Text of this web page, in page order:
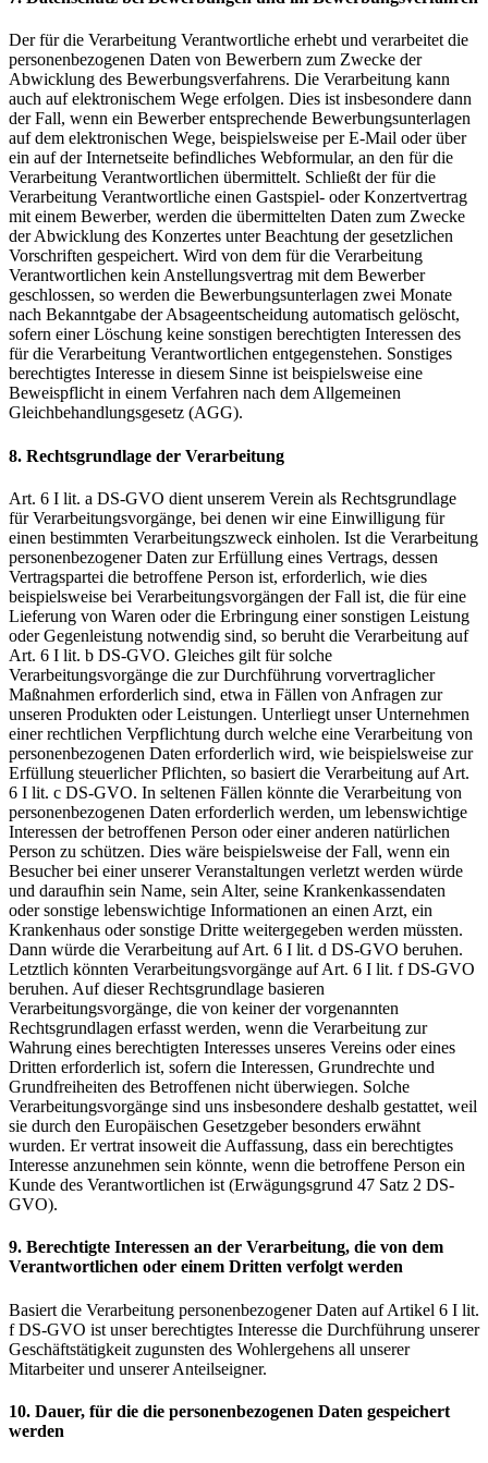
Der für die Verarbeitung Verantwortliche erhebt und verarbeitet die
personenbezogenen Daten von Bewerbern zum Zwecke der
Abwicklung des Bewerbungsverfahrens. Die Verarbeitung kann
auch auf elektronischem Wege erfolgen. Dies ist insbesondere dann
der Fall, wenn ein Bewerber entsprechende Bewerbungsunterlagen
auf dem elektronischen Wege, beispielsweise per E-Mail oder über
ein auf der Internetseite befindliches Webformular, an den für die
Verarbeitung Verantwortlichen übermittelt. Schließt der für die
Verarbeitung Verantwortliche einen Gastspiel- oder Konzertvertrag
mit einem Bewerber, werden die übermittelten Daten zum Zwecke
der Abwicklung des Konzertes unter Beachtung der gesetzlichen
Vorschriften gespeichert. Wird von dem für die Verarbeitung
Verantwortlichen kein Anstellungsvertrag mit dem Bewerber
geschlossen, so werden die Bewerbungsunterlagen zwei Monate
nach Bekanntgabe der Absageentscheidung automatisch gelöscht,
sofern einer Löschung keine sonstigen berechtigten Interessen des
für die Verarbeitung Verantwortlichen entgegenstehen. Sonstiges
berechtigtes Interesse in diesem Sinne ist beispielsweise eine
Beweispflicht in einem Verfahren nach dem Allgemeinen
Gleichbehandlungsgesetz (AGG).
8. Rechtsgrundlage der Verarbeitung
Art. 6 I lit. a DS-GVO dient unserem Verein als Rechtsgrundlage
für Verarbeitungsvorgänge, bei denen wir eine Einwilligung für
einen bestimmten Verarbeitungszweck einholen. Ist die Verarbeitung
personenbezogener Daten zur Erfüllung eines Vertrags, dessen
Vertragspartei die betroffene Person ist, erforderlich, wie dies
beispielsweise bei Verarbeitungsvorgängen der Fall ist, die für eine
Lieferung von Waren oder die Erbringung einer sonstigen Leistung
oder Gegenleistung notwendig sind, so beruht die Verarbeitung auf
Art. 6 I lit. b DS-GVO. Gleiches gilt für solche
Verarbeitungsvorgänge die zur Durchführung vorvertraglicher
Maßnahmen erforderlich sind, etwa in Fällen von Anfragen zur
unseren Produkten oder Leistungen. Unterliegt unser Unternehmen
einer rechtlichen Verpflichtung durch welche eine Verarbeitung von
personenbezogenen Daten erforderlich wird, wie beispielsweise zur
Erfüllung steuerlicher Pflichten, so basiert die Verarbeitung auf Art.
6 I lit. c DS-GVO. In seltenen Fällen könnte die Verarbeitung von
personenbezogenen Daten erforderlich werden, um lebenswichtige
Interessen der betroffenen Person oder einer anderen natürlichen
Person zu schützen. Dies wäre beispielsweise der Fall, wenn ein
Besucher bei einer unserer Veranstaltungen verletzt werden würde
und daraufhin sein Name, sein Alter, seine Krankenkassendaten
oder sonstige lebenswichtige Informationen an einen Arzt, ein
Krankenhaus oder sonstige Dritte weitergegeben werden müssten.
Dann würde die Verarbeitung auf Art. 6 I lit. d DS-GVO beruhen.
Letztlich könnten Verarbeitungsvorgänge auf Art. 6 I lit. f DS-GVO
beruhen. Auf dieser Rechtsgrundlage basieren
Verarbeitungsvorgänge, die von keiner der vorgenannten
Rechtsgrundlagen erfasst werden, wenn die Verarbeitung zur
Wahrung eines berechtigten Interesses unseres Vereins oder eines
Dritten erforderlich ist, sofern die Interessen, Grundrechte und
Grundfreiheiten des Betroffenen nicht überwiegen. Solche
Verarbeitungsvorgänge sind uns insbesondere deshalb gestattet, weil
sie durch den Europäischen Gesetzgeber besonders erwähnt
wurden. Er vertrat insoweit die Auffassung, dass ein berechtigtes
Interesse anzunehmen sein könnte, wenn die betroffene Person ein
Kunde des Verantwortlichen ist (Erwägungsgrund 47 Satz 2 DS-
GVO).
9. Berechtigte Interessen an der Verarbeitung, die von dem
Verantwortlichen oder einem Dritten verfolgt werden
Basiert die Verarbeitung personenbezogener Daten auf Artikel 6 I lit.
f DS-GVO ist unser berechtigtes Interesse die Durchführung unserer
Geschäftstätigkeit zugunsten des Wohlergehens all unserer
Mitarbeiter und unserer Anteilseigner.
10. Dauer, für die die personenbezogenen Daten gespeichert
werden